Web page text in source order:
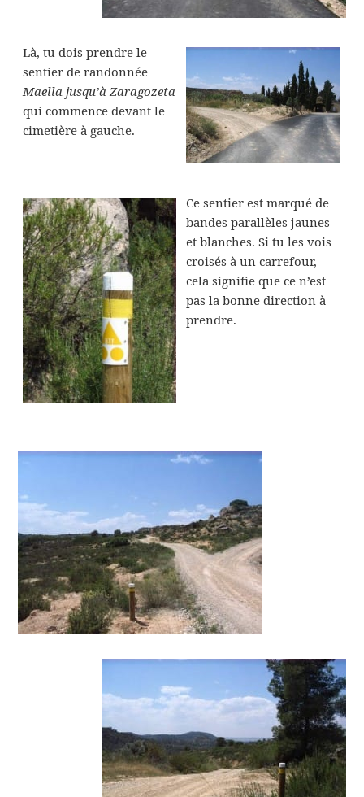
Là, tu dois prendre le
sentier de randonnée
Maella jusqu’à Zaragozeta
qui commence devant le
cimetière à gauche.
Ce sentier est marqué de
bandes parallèles jaunes
et blanches. Si tu les vois
croisés à un carrefour,
cela signifie que ce n’est
pas la bonne direction à
prendre.